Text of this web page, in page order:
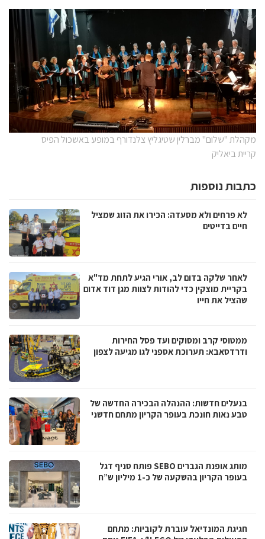
מקהלת "שלום" מברלין שטיגליץ צלנדורף במופע באשכול הפיס
קריית ביאליק
כתבות נוספות
לא פרחים ולא מסעדה: הכירו את הזוג שמציל
חיים בדייטים
לאחר שלקה בדום לב, אורי הגיע לתחת מד"א
בקריית מוצקין כדי להודות לצוות מגן דוד אדום
שהציל את חייו
ממטוסי קרב ומסוקים ועד פסל החירות
ודרדסאבא: תערוכת אספני לגו מגיעה לצפון
בנעלים חדשות: ההנהלה הבכירה החדשה של
טבע נאות חונכת בעופר הקריון מתחם חדשני
מותג אופנת הגברים SEBO פותח סניף דגל
בעופר הקריון בהשקעה של כ-1 מיליון ש”ח
חגיגת המונדיאל עוברת לקוביות: מתחם